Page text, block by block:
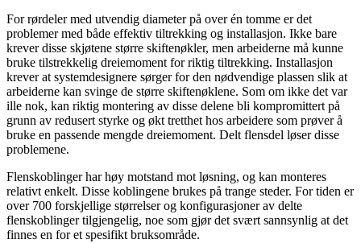
For rørdeler med utvendig diameter på over én tomme er det
problemer med både effektiv tiltrekking og installasjon. Ikke bare
krever disse skjøtene større skiftenøkler, men arbeiderne må kunne
bruke tilstrekkelig dreiemoment for riktig tiltrekking. Installasjon
krever at systemdesignere sørger for den nødvendige plassen slik at
arbeiderne kan svinge de større skiftenøklene. Som om ikke det var
ille nok, kan riktig montering av disse delene bli kompromittert på
grunn av redusert styrke og økt tretthet hos arbeidere som prøver å
bruke en passende mengde dreiemoment. Delt flensdel løser disse
problemene.
Flenskoblinger har høy motstand mot løsning, og kan monteres
relativt enkelt. Disse koblingene brukes på trange steder. For tiden er
over 700 forskjellige størrelser og konfigurasjoner av delte
flenskoblinger tilgjengelig, noe som gjør det svært sannsynlig at det
finnes en for et spesifikt bruksområde.